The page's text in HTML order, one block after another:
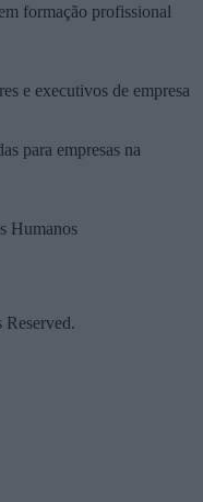
formação profissional
e executivos de empresa
para empresas na
Humanos